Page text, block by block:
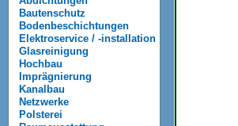
Bautenschutz
Bodenbeschichtungen
Elektroservice / -installation
Glasreinigung
Hochbau
Imprägnierung
Kanalbau
Netzwerke
Polsterei